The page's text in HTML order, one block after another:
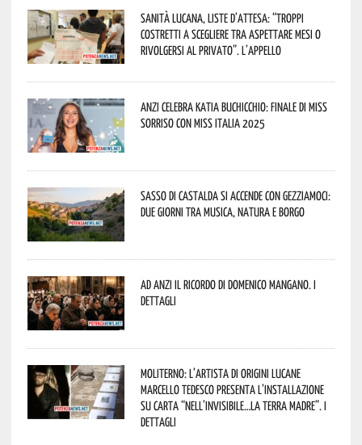
Sanità lucana, liste d’attesa: “Troppi
costretti a scegliere tra aspettare mesi o
rivolgersi al privato”. L’appello
Anzi celebra Katia Buchicchio: finale di Miss
Sorriso con Miss Italia 2025
Sasso di Castalda si accende con Gezziamoci:
due giorni tra musica, natura e borgo
Ad Anzi il ricordo di Domenico Mangano. I
dettagli
Moliterno: l’artista di origini lucane
Marcello Tedesco presenta l’installazione
su carta “Nell’invisibile…la terra madre”. I
dettagli